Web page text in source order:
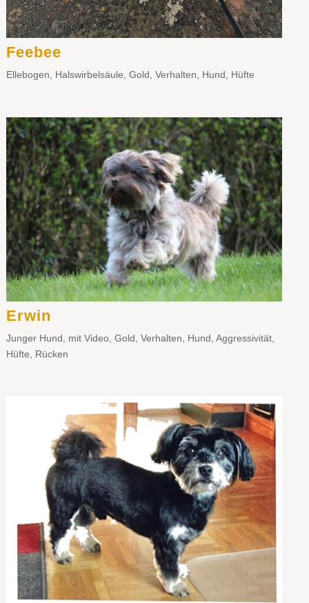
Feebee
Ellebogen, Halswirbelsäule, Gold, Verhalten, Hund, Hüfte
Erwin
Junger Hund mit Video, Gold Verhalten Hund Aggressivität,
Hüfte
Rücken